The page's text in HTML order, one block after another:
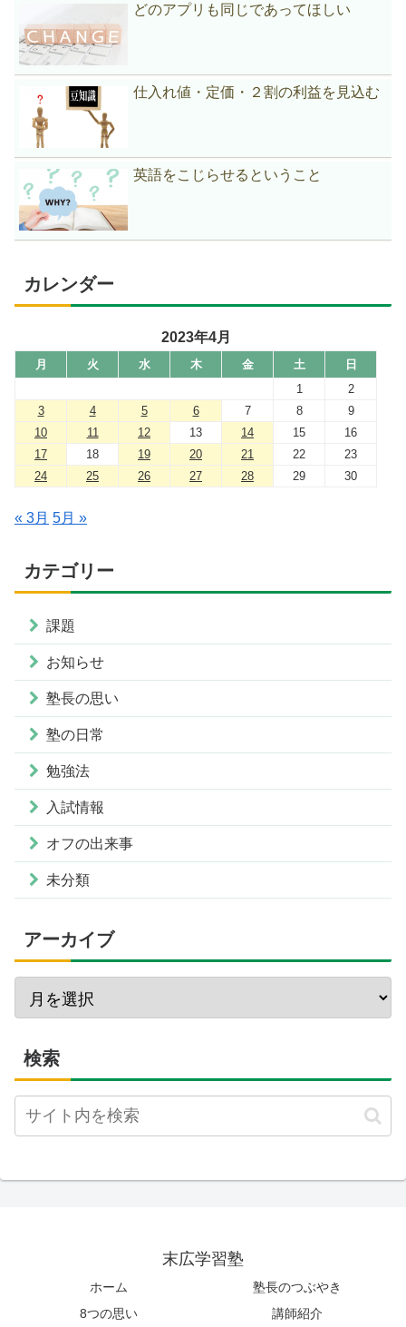
どのアプリも同じであってほしい
仕入れ値・定価・２割の利益を見込む
英語をこじらせるということ
カレンダー
2023年4月
月 火 水 木 金 土
日
1
2
3
4 5 6 7 8
9
10
11 12 13 14 15
16
17
18 19 20 21 22
23
24
25 26 27 28 29 30
« 3月 5月 »
カテゴリー
課題
お知らせ
塾長の思い
塾の日常
勉強法
入試情報
オフの出来事
未分類
アーカイブ
検索
末広学習塾
ホーム
塾長のつぶやき
8つの思い
講師紹介